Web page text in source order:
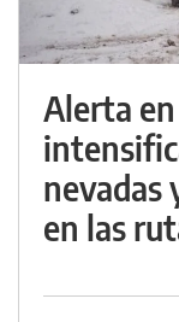
Alerta
nevadas
en las